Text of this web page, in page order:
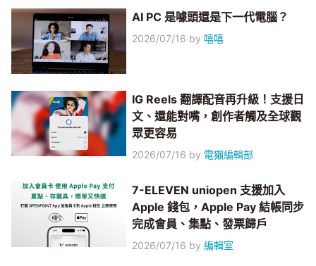
AI PC 是噱頭還是下一代電腦？
2026/07/16 by 嘻嘻
IG Reels 翻譯配音再升級！支援日
文、還能對嘴，創作者觸及全球觀
眾更容易
2026/07/16 by 電獺編輯部
7-ELEVEN uniopen 支援加入
Apple 錢包，Apple Pay 結帳同步
完成會員、集點、發票歸戶
2026/07/16 by編輯室